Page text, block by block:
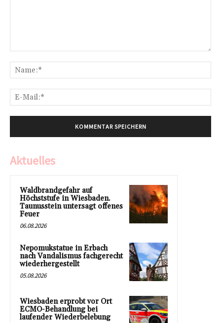
Aktuelles
Waldbrandgefahr auf
Höchststufe in Wiesbaden.
Taunusstein untersagt offenes
Feuer
06.08.2026
Nepomukstatue in Erbach
nach Vandalismus fachgerecht
wiederhergestellt
05.08.2026
Wiesbaden erprobt vor Ort
ECMO-Behandlung bei
laufender Wiederbelebung